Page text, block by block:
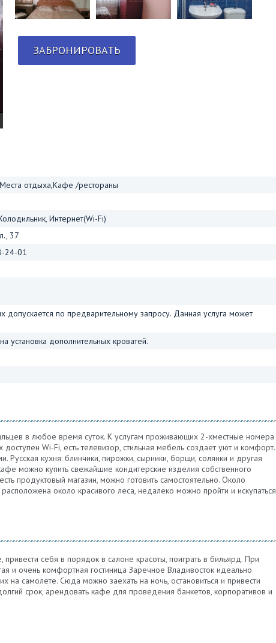
ЗАБРОНИРОВАТЬ
отдыха,Кафе /рестораны
Интернет(Wi-Fi)
37
24-01
по предварительному запросу. Данная услуга может
установка дополнительных кроватей.
в любое время суток. К услугам проживающих 2-хместные номера
Wi-Fi, есть телевизор, стильная мебель создает уют и комфорт.
кухня: блинчики, пирожки, сырники, борщи, солянки и другая
можно купить свежайшие кондитерские изделия собственного
продуктовый магазин, можно готовить самостоятельно. Около
около красивого леса, недалеко можно пройти и искупаться
себя в порядок в салоне красоты, поиграть в бильярд. При
и очень комфортная гостиница Заречное Владивосток идеально
самолете. Сюда можно заехать на ночь, остановиться и привести
срок, арендовать кафе для проведения банкетов, корпоративов и